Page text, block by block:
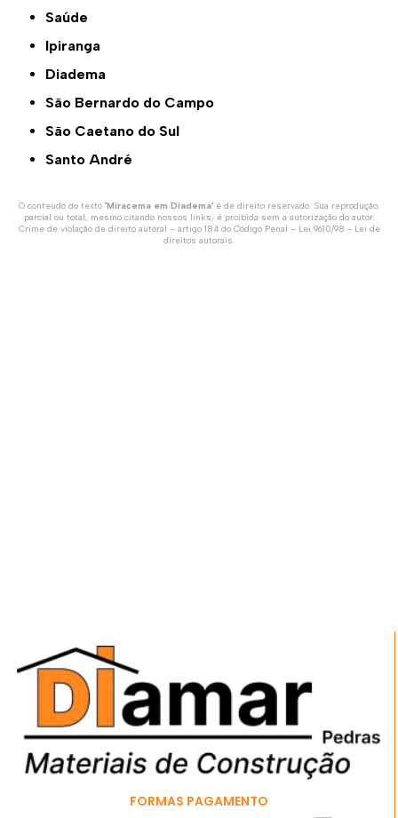
Saúde
Ipiranga
Diadema
São Bernardo do Campo
São Caetano do Sul
Santo André
O conteúdo do texto "Miracema em Diadema" é de direito reservado. Sua reprodução,
parcial ou total, mesmo citando nossos links, é proibida sem a autorização do autor.
Crime de violação de direito autoral – artigo 184 do Código Penal – Lei 9610/98 - Lei de
direitos autorais.
FORMAS PAGAMENTO